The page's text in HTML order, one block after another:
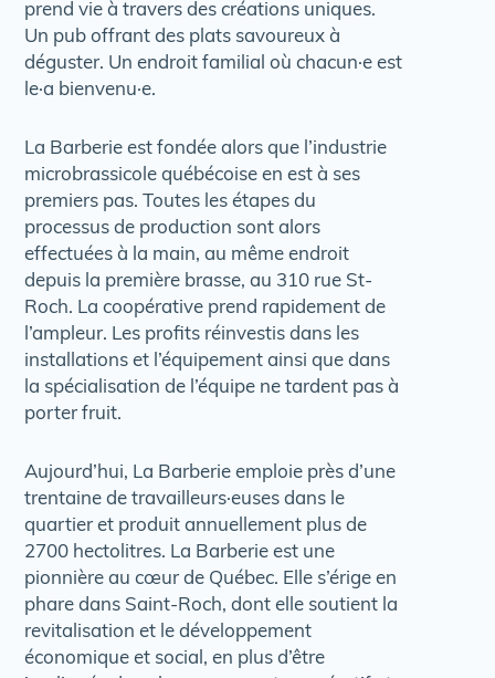
prend vie à travers des créations uniques.
Un pub offrant des plats savoureux à
déguster. Un endroit familial où chacun·e est
le·a bienvenu·e.
La Barberie est fondée alors que l’industrie
microbrassicole québécoise en est à ses
premiers pas. Toutes les étapes du
processus de production sont alors
effectuées à la main, au même endroit
depuis la première brasse, au 310 rue St-
Roch. La coopérative prend rapidement de
l’ampleur. Les profits réinvestis dans les
installations et l’équipement ainsi que dans
la spécialisation de l’équipe ne tardent pas à
porter fruit.
Aujourd’hui, La Barberie emploie près d’une
trentaine de travailleurs·euses dans le
quartier et produit annuellement plus de
2700 hectolitres. La Barberie est une
pionnière au cœur de Québec. Elle s’érige en
phare dans Saint-Roch, dont elle soutient la
revitalisation et le développement
économique et social, en plus d’être